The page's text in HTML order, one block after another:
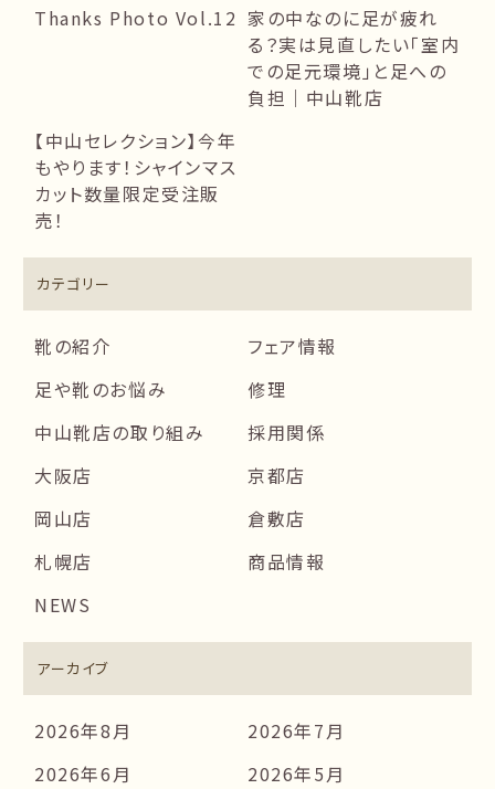
Thanks Photo Vol.12 家の中なのに足が疲れ
る？実は見直したい「室内
での足元環境」と足への
負担｜中山靴店
【中山セレクション】今年
もやります！シャインマス
カット数量限定受注販
売！
カテゴリー
靴の紹介
フェア情報
足や靴のお悩み
修理
中山靴店の取り組み
採用関係
大阪店
京都店
岡山店
倉敷店
札幌店
商品情報
NEWS
アーカイブ
2026年8月
2026年7月
2026年6月
2026年5月